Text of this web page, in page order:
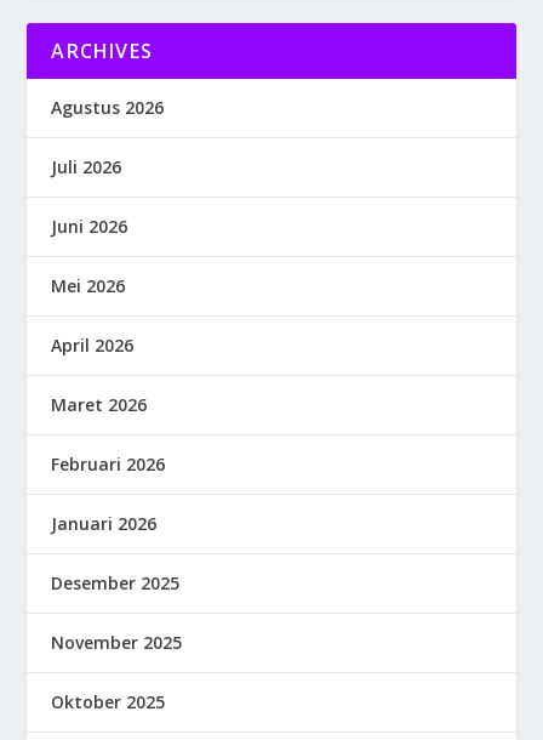
ARCHIVES
Agustus 2026
Juli 2026
Juni 2026
Mei 2026
April 2026
Maret 2026
Februari 2026
Januari 2026
Desember 2025
November 2025
Oktober 2025